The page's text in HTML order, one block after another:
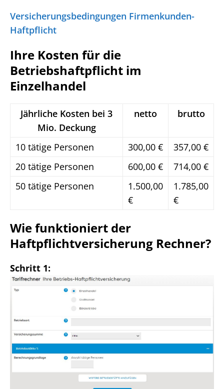
Versicherungsbedingungen Firmenkunden-
Haftpflicht
Ihre Kosten für die
Betriebshaftpflicht im
Einzelhandel
Jährliche Kosten bei 3
Mio. Deckung
netto brutto
10 tätige Personen 300,00 €
357,00 €
20 tätige Personen
600,00 €
714,00 €
50 tätige Personen
1.500,00
€
1.785,00
€
Wie funktioniert der
Haftpflichtversicherung Rechner?
Schritt 1: